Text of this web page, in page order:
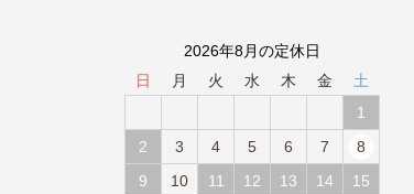
2026年8月の定休日
日
月 火 水 木 金
土
1
2
3 4 5 6 7
8
9
10 11 12 13 14
15